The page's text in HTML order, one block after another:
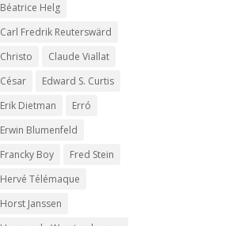
Béatrice Helg
Carl Fredrik Reuterswärd
Christo
Claude Viallat
César
Edward S. Curtis
Erik Dietman
Erró
Erwin Blumenfeld
Francky Boy
Fred Stein
Hervé Télémaque
Horst Janssen